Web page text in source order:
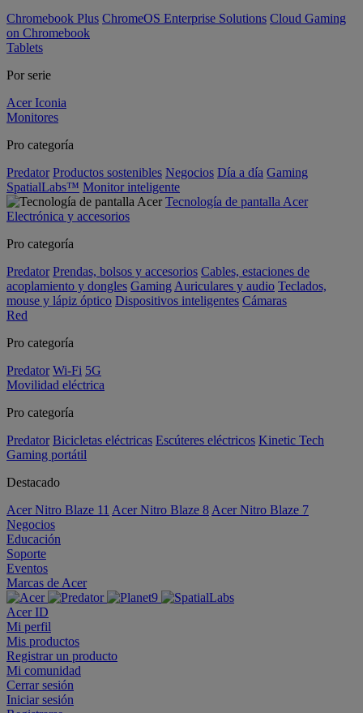
Chromebook Plus ChromeOS Enterprise Solutions Cloud Gaming
on Chromebook
Tablets
Por serie
Acer Iconia
Monitores
Pro categoría
Predator Productos sostenibles Negocios Día a día Gaming
SpatialLabs™ Monitor inteligente
Tecnología de pantalla Acer
Electrónica y accesorios
Pro categoría
Predator Prendas, bolsos y accesorios Cables, estaciones de
acoplamiento y dongles Gaming Auriculares y audio Teclados,
mouse y lápiz óptico Dispositivos inteligentes Cámaras
Red
Pro categoría
Predator Wi-Fi 5G
Movilidad eléctrica
Pro categoría
Predator Bicicletas eléctricas Escúteres eléctricos Kinetic Tech
Gaming portátil
Destacado
Acer Nitro Blaze 11 Acer Nitro Blaze 8 Acer Nitro Blaze 7
Negocios
Educación
Soporte
Eventos
Marcas de Acer
Acer ID
Mi perfil
Mis productos
Registrar un producto
Mi comunidad
Cerrar sesión
Iniciar sesión